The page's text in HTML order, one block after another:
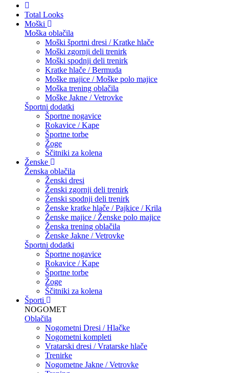
Total Looks
Moški
Moška oblačila
Moški športni dresi / Kratke hlače
Moški zgornji deli trenirk
Moški spodnji deli trenirk
Kratke hlače / Bermuda
Moške majice / Moške polo majice
Moška trening oblačila
Moške Jakne / Vetrovke
Športni dodatki
Športne nogavice
Rokavice / Kape
Športne torbe
Žoge
Ščitniki za kolena
Ženske
Ženska oblačila
Ženski dresi
Ženski zgornji deli trenirk
Ženski spodnji deli trenirk
Ženske kratke hlače / Pajkice / Krila
Ženske majice / Ženske polo majice
Ženska trening oblačila
Ženske Jakne / Vetrovke
Športni dodatki
Športne nogavice
Rokavice / Kape
Športne torbe
Žoge
Ščitniki za kolena
Športi
NOGOMET
Oblačila
Nogometni Dresi / Hlačke
Nogometni kompleti
Vratarski dresi / Vratarske hlače
Trenirke
Nogometne Jakne / Vetrovke